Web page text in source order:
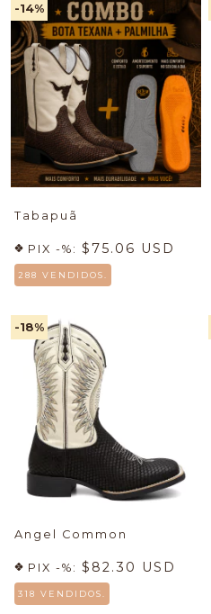
-14%
Tabapuã
PIX -%: $75.06 USD
288 VENDIDOS.
-18%
Angel Common
PIX -%: $82.30 USD
318 VENDIDOS.